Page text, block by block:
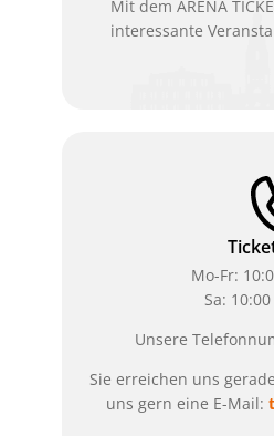
Mit dem ARENA
interessante
Mo-Fr:
Sa:
Unsere
Sie erreichen uns
uns gern eine E-Mail: